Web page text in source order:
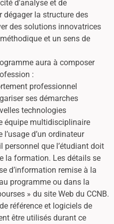
d'analyse et de
dégager la structure des
des solutions innovatrices
et un sens de
aura à composer
:
professionnel
ses démarches
technologies
équipe multidisciplinaire
d’un ordinateur
que l’étudiant doit
la formation. Les détails se
d’information remise à la
programme ou dans la
» du site Web du CCNB.
référence et logiciels de
être utilisés durant ce